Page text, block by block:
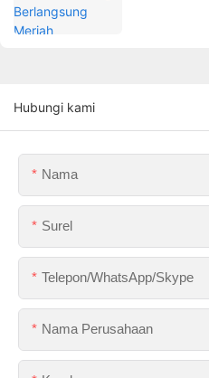
Hubungi kami
Nama
Surel
Telepon/WhatsApp/Skype
Nama Perusahaan